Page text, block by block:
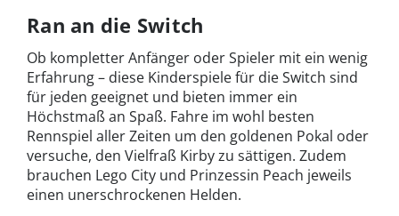
Ran an die Switch
Ob kompletter Anfänger oder Spieler mit ein wenig
Erfahrung – diese Kinderspiele für die Switch sind
für jeden geeignet und bieten immer ein
Höchstmaß an Spaß. Fahre im wohl besten
Rennspiel aller Zeiten um den goldenen Pokal oder
versuche, den Vielfraß Kirby zu sättigen. Zudem
brauchen Lego City und Prinzessin Peach jeweils
einen unerschrockenen Helden.